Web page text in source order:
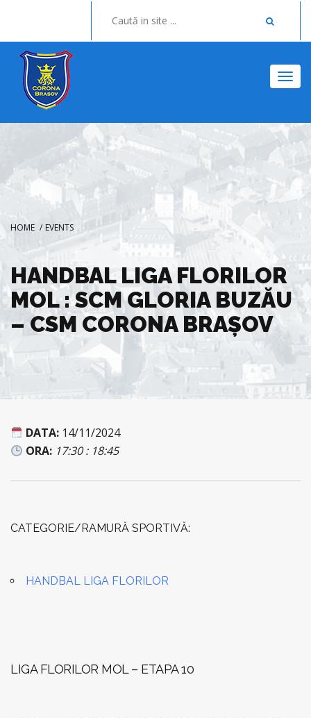
HOME / EVENTS
HANDBAL LIGA FLORILOR
MOL : SCM GLORIA BUZĂU
– CSM CORONA BRAȘOV
DATA: 14/11/2024
ORA: 17:30 : 18:45
CATEGORIE/RAMURĂ SPORTIVĂ:
HANDBAL LIGA FLORILOR
LIGA FLORILOR MOL – ETAPA 10